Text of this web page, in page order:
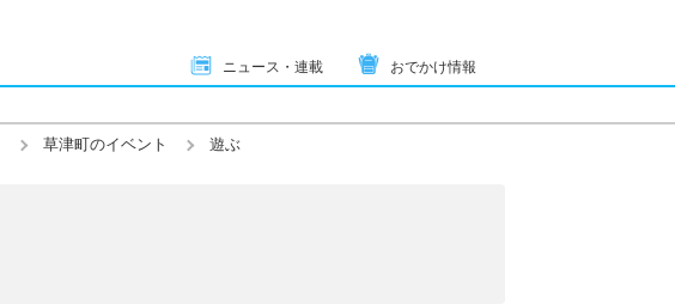
ニュース・連載 おでかけ情報
草津町のイベント 遊ぶ